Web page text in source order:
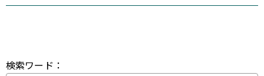
検索ワード：